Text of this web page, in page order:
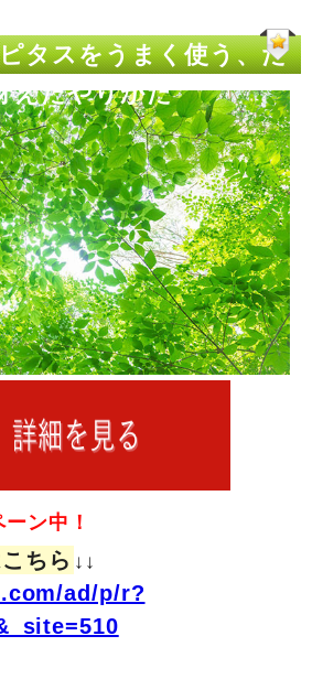
タスをうまく使う、た
えたやりかた
ン中！
ちら ↓↓
ad/p/r?